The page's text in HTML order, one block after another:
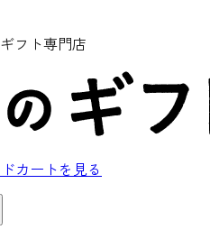
フト専門店
カートを見る